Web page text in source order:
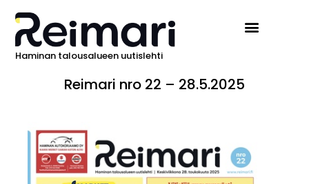
Haminan talousalueen uutislehti
Reimari nro 22 – 28.5.2025